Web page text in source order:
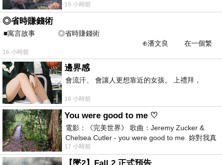
絲不掛吧？ 當然這樣是創不出
15 小時前
◎省時賺錢術
■寓言故事 ◎省時賺錢術
⊕潘文良 在一個繁
華的商業街上，有兩家傳統
16 小時前
邊界感
會流汗、 會讓人更想靠近的女孩。 上禮拜，
16 小時前
You were good to me ♡
電影：《完美世界》 歌曲：Jeremy Zucker &
Chelsea Cutler - you were good to me 妳對我真
好 因
17 小時前
【墜2】Fall 2 正式預告